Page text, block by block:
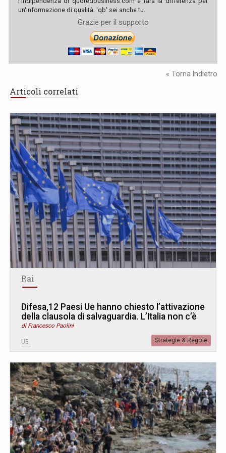
un'informazione di qualità. 'qb' sei anche tu.
Grazie per il supporto
« Torna Indietro
Articoli correlati
Rai
Difesa,12 Paesi Ue hanno chiesto l’attivazione
della clausola di salvaguardia. L’Italia non c’è
di Francesco Paolini
UE Strategie & Regole